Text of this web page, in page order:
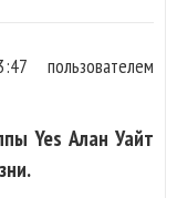
пользователем
Yes Алан Уайт